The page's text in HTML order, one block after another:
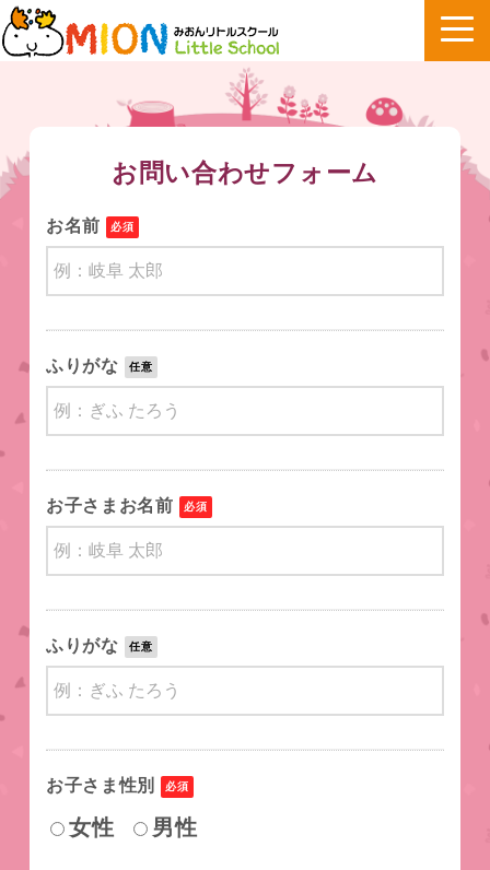
お問い合わせフォーム
お名前 必須
ふりがな 任意
お子さまお名前 必須
ふりがな 任意
お子さま性別 必須
女性 男性